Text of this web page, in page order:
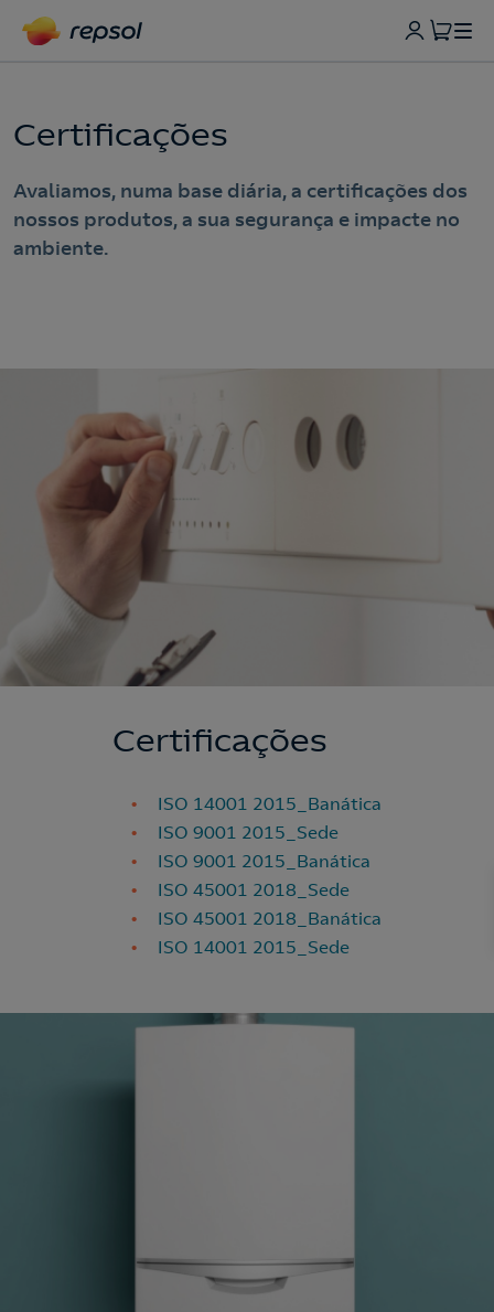
Nós ligamos!
Certificações
Avaliamos, numa base diária, a certificações dos
nossos produtos, a sua segurança e impacte no
ambiente.
Certificações
ISO 14001 2015_Banática
ISO 9001 2015_Sede
ISO 9001 2015_Banática
ISO 45001 2018_Sede
ISO 45001 2018_Banática
ISO 14001 2015_Sede